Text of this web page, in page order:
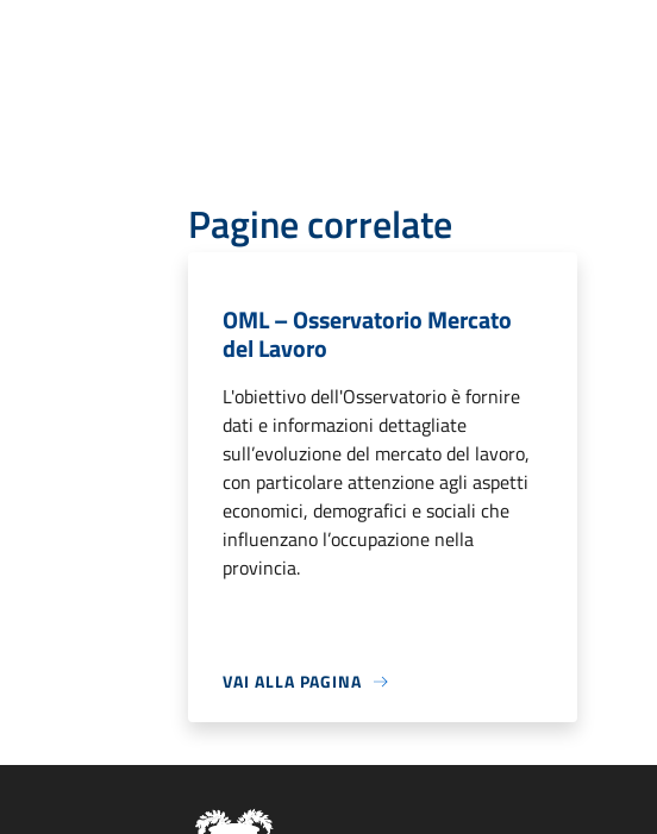
Pagine correlate
OML – Osservatorio Mercato
del Lavoro
L'obiettivo dell'Osservatorio è fornire
dati e informazioni dettagliate
sull’evoluzione del mercato del lavoro,
con particolare attenzione agli aspetti
economici, demografici e sociali che
influenzano l’occupazione nella
provincia.
VAI ALLA PAGINA